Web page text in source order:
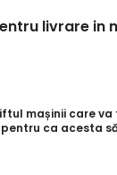
livrare
mașinii care
ca acesta